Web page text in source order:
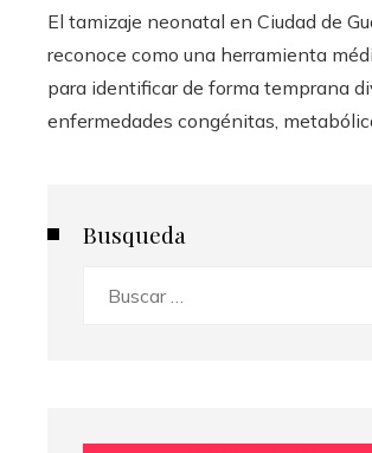
El tamizaje neonatal en Ciudad de
reconoce como una herramienta
para identificar de forma temprana
enfermedades congénitas,
Busqueda